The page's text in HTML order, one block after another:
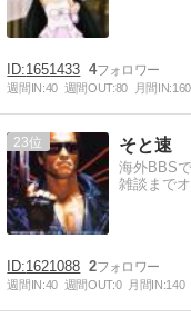
1651433 4
週間IN:40 週間OUT:80 月間IN:160
23 そと速
海外BBS
雑談まで
1621088 2
週間IN:40 週間OUT:0 月間IN:140